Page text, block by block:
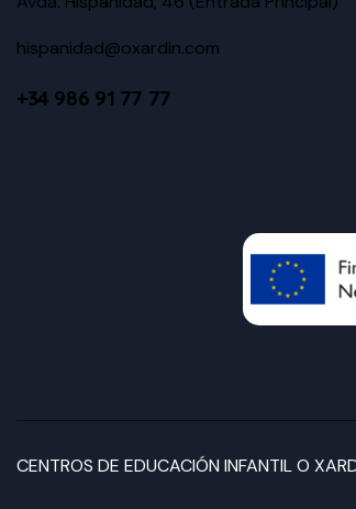
hispanidad@oxardin.com
+34 986 91 77 77
CENTROS DE EDUCACIÓN INFANTIL O